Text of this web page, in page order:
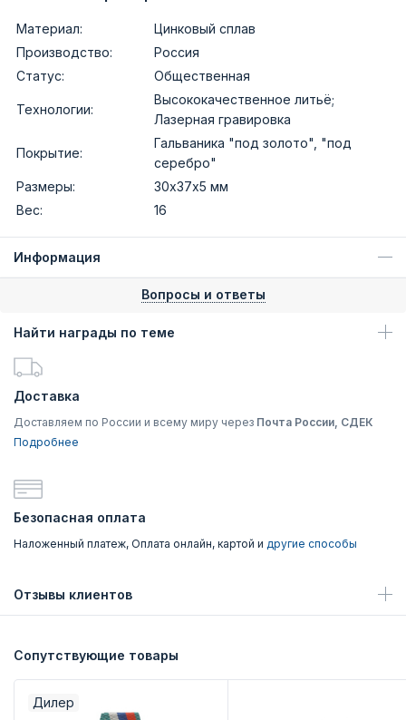
Материал:
Цинковый сплав
Производство:
Россия
Статус:
Общественная
Технологии:
Высококачественное литьё;
Лазерная гравировка
Покрытие:
Гальваника "под золото", "под
серебро"
Размеры:
30х37х5 мм
Вес:
16
Информация
Вопросы и ответы
Найти награды по теме
Доставка
Доставляем по России и всему миру через Почта России, СДЕК
Подробнее
Безопасная оплата
Наложенный платеж, Оплата онлайн, картой и другие способы
Отзывы клиентов
Сопутствующие товары
Дилер